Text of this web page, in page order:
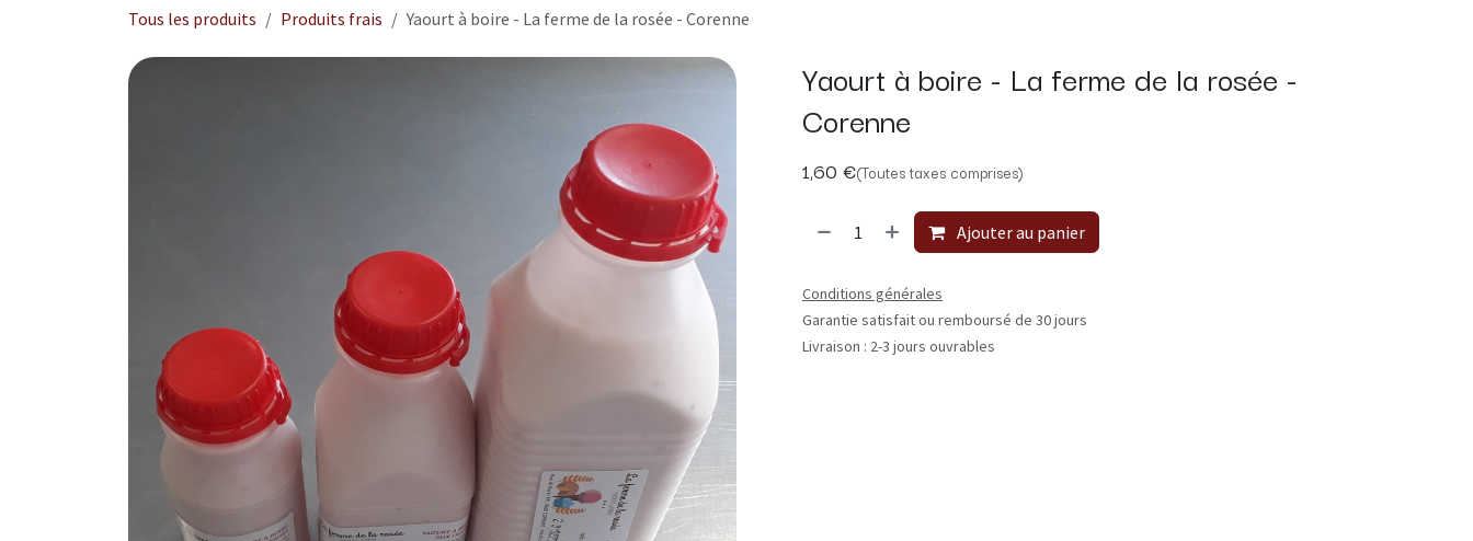
Tous les produits Produits frais Yaourt à boire - La ferme de la rosée - Corenne
Yaourt à boire - La ferme de la rosée -
Corenne
1,60 €(Toutes taxes comprises)
Ajouter au panier
Conditions générales
Garantie satisfait ou remboursé de 30 jours
Livraison : 2-3 jours ouvrables